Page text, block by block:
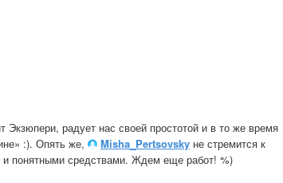
радует нас своей простотой и в то же время
:). Опять же,
Misha_Pertsovsky не стремится к
и понятными средствами. Ждем еще работ! %)